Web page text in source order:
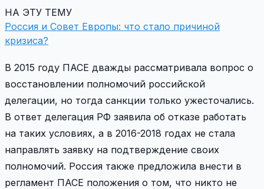
НА ЭТУ ТЕМУ
Россия и Совет Европы: что стало причиной
кризиса?
В 2015 году ПАСЕ дважды рассматривала вопрос о
восстановлении полномочий российской
делегации, но тогда санкции только ужесточались.
В ответ делегация РФ заявила об отказе работать
на таких условиях, а в 2016-2018 годах не стала
направлять заявку на подтверждение своих
полномочий. Россия также предложила внести в
регламент ПАСЕ положения о том, что никто не